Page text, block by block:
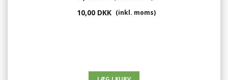
10,00 DKK (inkl. moms)